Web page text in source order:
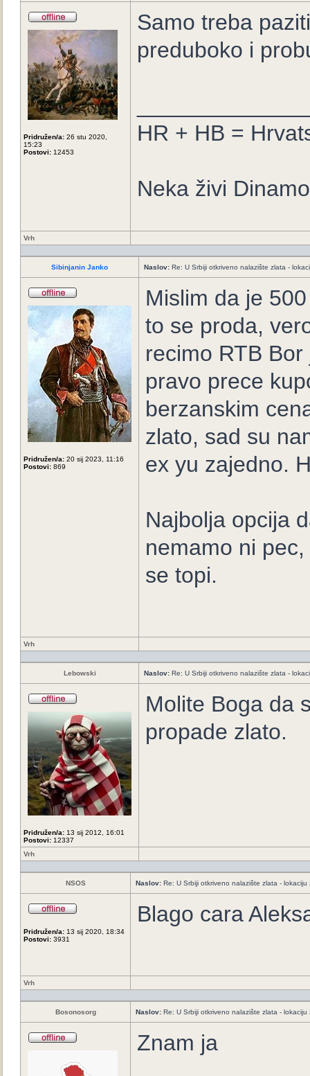
Pridružen/a: 26 stu 2020,
15:23
Postovi: 12453
Samo treba
preduboko i
HR + HB =
Neka živi
Vrh
Sibinjanin Janko Naslov: Re: U Srbiji otkriveno nalazište zlata -
Pridružen/a: 20 sij 2023, 11:16
Postovi: 869
Mislim da je
to se proda,
recimo RTB
pravo prece
berzanskim
zlato, sad su
ex yu zajedno.
Najbolja opcija
nemamo ni
se topi.
Vrh
Lebowski Naslov: Re: U Srbiji otkriveno nalazište zlata -
Pridružen/a: 13 sij 2012, 16:01
Postovi: 12337
Molite Boga da
propade zlato.
Vrh
NSOS Naslov: Re: U Srbiji otkriveno nalazište zlata -
Pridružen/a: 13 sij 2020, 18:34
Postovi: 3931
Blago cara
Vrh
Bosonosorg Naslov: Re: U Srbiji otkriveno nalazište zlata -
Znam ja